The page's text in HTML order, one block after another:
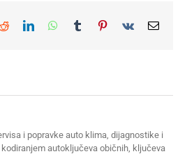
RedditLinkedInWhatsApp
Tumblr Pinterest
Vk Email
i popravke auto klima, dijagnostike i
autoključeva običnih, ključeva